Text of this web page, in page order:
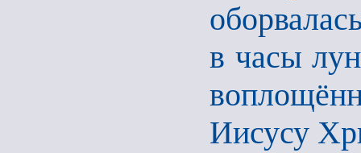
в часы
Иисусу